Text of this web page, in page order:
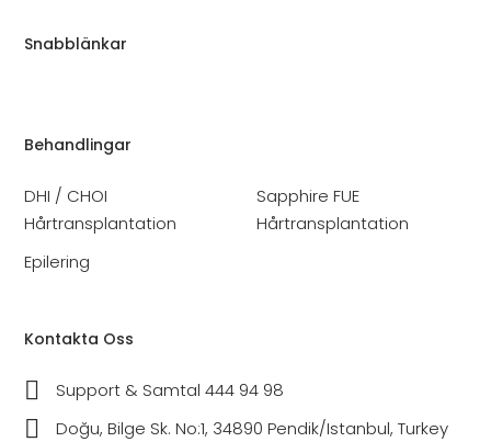
Snabblänkar
Behandlingar
DHI / CHOI
Hårtransplantation
Sapphire FUE
Hårtransplantation
Epilering
Kontakta Oss
Support & Samtal 444 94 98
Doğu, Bilge Sk. No:1, 34890 Pendik/Istanbul, Turkey